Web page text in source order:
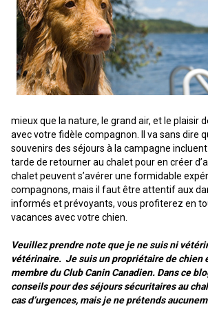
Chiens de berger
Appenzeller sennenhund
Bouvier australien
Kelpie australien
Berger australien
Bouvier australien courte queue
Colley barbu
Beauceron
Lévriers et chiens courants
Lévrier afghan
Azawakh
Basenji
Basset Hound
Beagle
Chien de St-Hubert
Chiens de compagnie
Chien esquimau américain (miniature)
Chien esquimau américain (standard)
Bichon frisé
Terrier de Boston
Bouledogue anglais
Chiens de sport
Barbet
Braque français (Gascogne)
Braque français (Pyrénées)
Braque d'Auvergne
Terriers
Terrier airedale
Terrier Nu Américain
Terrier américain du Staffordshire
Chiens nains
Affenpinscher
Chien esquimau américain (nain)
Chiens de travail
Akita
Je veux devenir évaluateur
Ressources pour les évaluateurs et les
Organiser un test CGN
Nutrition
Santé
Toilettage
Chien égaré
Informations sur l'éducation
Quoi de neuf?
FAQ
Profilage d'ADN
Programme intégré sur la santé des
Éducation des éleveurs
Soutien à la communauté des éleveurs
Stratégies en matière de santé des
Programme d'ADN
Programme de certification des
Ressources éducatives
CONDITIONS D’ADMISSIBILITÉ
Groupe 1 - Chiens de sport
Groupe 2 - Lévriers et chiens courants
Groupe 3 - Chiens-de-travail
Groupe 4 - Terriers
Programme de soutien aux éleveurs de
Inscription à la Puppy List
L'importation des chiens
Bureau des commandes
L’Exposition du championnat national
Aperçu des événements
Agilité
Concours sur le terrain pour beagles
Programme Bon voisin canin du CCC
Programme de poursuite sur leurre
Expositions de conformation
Épreuve de chien de trait
Calendrier - événements
CanuckDogs.com
Procédure pour enregistrer un chien au
Procédure pour un numéro
Répertoire des juges
Top Dogs
Top Dogs 2025
Assemblée générale annuelle du CCC
Formulaires
Le courrier canin
Adhésion au CCC
Sociétés affiliées
Royal Canin
BFL Canada
Days Inn
Dodge
Adhésion au CCC
Jeunes manieurs
M9C 5K6
lundi à vendredi
9 h à 17 h
HNE
1-855-880-6237
Bureau des commandes
1-800-250-8040
orderdesk@ckc.ca
FAQ
Quand puis-je m'attendre à recevoir une
mieux que la nature, le grand air, et le plaisir
avec votre fidèle compagnon. Il va sans dire
souvenirs des séjours à la campagne
tarde de retourner au chalet pour en créer
chalet peuvent s’avérer une formidable
compagnons, mais il faut être attentif aux
informés et prévoyants, vous profiterez en
vacances avec votre chien.
Veuillez prendre note que je ne suis ni
vétérinaire. Je suis un propriétaire de chien
membre du Club Canin Canadien. Dans ce
conseils pour des séjours sécuritaires au
cas d’urgences, mais je ne prétends